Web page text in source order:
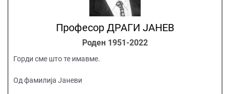
Професор ДРАГИ ЈАНЕВ
Роден 1951-2022
Горди сме што те имавме.
Од фамилија Јаневи